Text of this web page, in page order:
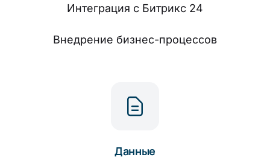
Интеграция с Битрикс 24
Внедрение бизнес-процессов
Данные